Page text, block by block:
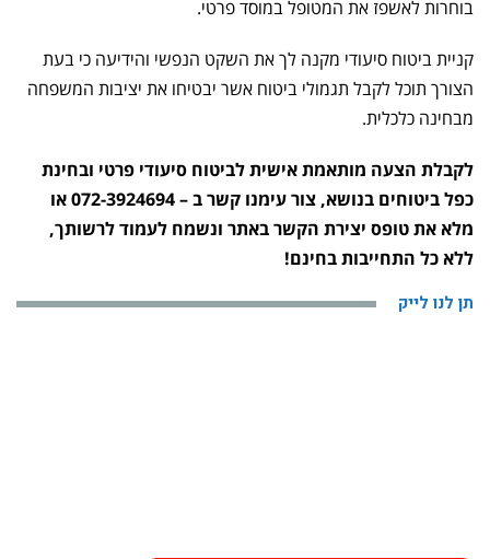
בוחרות לאשפז את המטופל במוסד פרטי.
קניית ביטוח סיעודי מקנה לך את השקט הנפשי והידיעה כי בעת
הצורך תוכל לקבל תגמולי ביטוח אשר יבטיחו את יציבות המשפחה
מבחינה כלכלית.
לקבלת הצעה מותאמת אישית לביטוח סיעודי פרטי ובחינת
כפל ביטוחים בנושא, צור עימנו קשר ב – 072-3924694 או
מלא את טופס יצירת הקשר באתר ונשמח לעמוד לרשותך,
ללא כל התחייבות בחינם!
תן לנו לייק